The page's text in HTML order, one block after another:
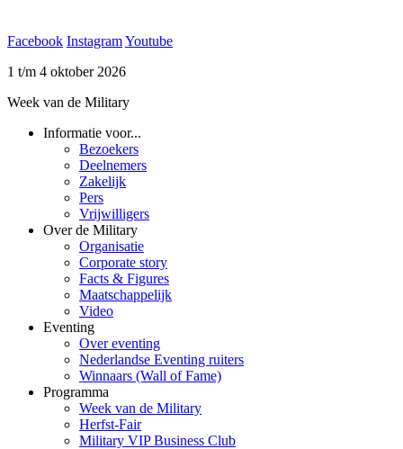
Facebook InstagramYoutube
1 t/m 4 oktober 2026
Week van de Military
Informatie voor...
Bezoekers
Deelnemers
Zakelijk
Pers
Vrijwilligers
Over de Military
Organisatie
Corporate story
Facts & Figures
Maatschappelijk
Video
Eventing
Over eventing
Nederlandse Eventing ruiters
Winnaars (Wall of Fame)
Programma
Week van de Military
Herfst-Fair
Military VIP Business Club